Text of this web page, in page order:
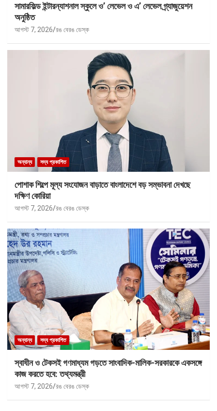
সামারফিল্ড ইন্টারন্যাশনাল স্কুলে ও’ লেভেল ও এ’ লেভেল গ্র্যাজুয়েশন
অনুষ্ঠিত
আগস্ট 7, 2026 রঙ বেরঙ ডেস্ক
অন্যান্য সদ্য প্রকাশিত
পোশাক শিল্পে মূল্য সংযোজন বাড়াতে বাংলাদেশে বড় সম্ভাবনা দেখছে
দক্ষিণ কোরিয়া
আগস্ট 7, 2026 রঙ বেরঙ ডেস্ক
অন্যান্য সদ্য প্রকাশিত
স্বাধীন ও টেকসই গণমাধ্যম গড়তে সাংবাদিক-মালিক-সরকারকে একসঙ্গে
কাজ করতে হবে: তথ্যমন্ত্রী
আগস্ট 7, 2026 রঙ বেরঙ ডেস্ক